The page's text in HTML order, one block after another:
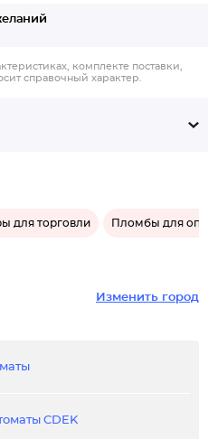
комплекте поставки,
справочный характер.
для торговли Пломбы для
Изменить город
CDEK